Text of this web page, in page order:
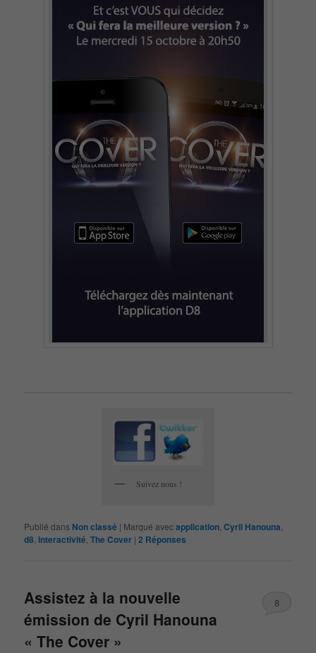
Suivez nous !
Publié dans Non classé | Marqué avecapplication ,Cyril Hanouna
d8 interactivité ,The Cover |2 Réponses
Assistez à la nouvelle
émission de Cyril Hanouna
« The Cover »
8